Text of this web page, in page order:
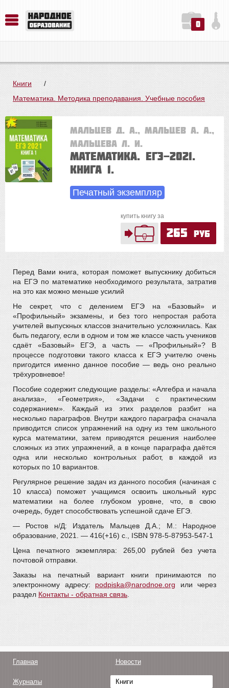
0
Книги
/
Математика. Методика преподавания. Учебные пособия
Мальцев Д. А., Мальцев А. А.,
Мальцева Л. И.
Математика. ЕГЭ-2021.
Книга 1.
Печатный экземпляр
купить книгу за
265 руб
Перед Вами книга, которая поможет выпускнику добиться
на ЕГЭ по математике необходимого результата, затратив
на это как можно меньше усилий
Не секрет, что с делением ЕГЭ на «Базовый» и
«Профильный» экзамены, и без того непростая работа
учителей выпускных классов значительно усложнилась. Как
быть педагогу, если в одном и том же классе часть учеников
сдаёт «Базовый» ЕГЭ, а часть — «Профильный»? В
процессе подготовки такого класса к ЕГЭ учителю очень
пригодится именно данное пособие — ведь оно реально
трёхуровневое!
Пособие содержит следующие разделы: «Алгебра и начала
анализа», «Геометрия», «Задачи с практическим
содержанием». Каждый из этих разделов разбит на
несколько параграфов. Внутри каждого параграфа сначала
приводится список упражнений на одну из тем школьного
курса математики, затем приводятся решения наиболее
сложных из этих упражнений, а в конце параграфа даётся
одна или несколько контрольных работ, в каждой из
которых по 10 вариантов.
Регулярное решение задач из данного пособия (начиная с
10 класса) поможет учащимся освоить школьный курс
математики на более глубоком уровне, что, в свою
очередь, будет способствовать успешной сдаче ЕГЭ.
— Ростов н/Д: Издатель Мальцев Д.А.; М.: Народное
образование, 2021. — 416(+16) c., ISBN 978-5-87953-547-1
Цена печатного экземпляра: 265,00 рублей без учета
почтовой отправки.
Заказы на печатный вариант книги принимаются по
электронному адресу: podpiska@narodnoe.org или через
раздел Контакты - обратная связь
Главная Новости
Журналы Книги